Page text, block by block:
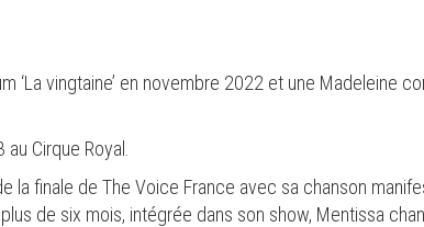
‘La vingtaine’ en novembre 2022 et une Madeleine
Cirque Royal.
la finale de The Voice France avec sa chanson
de six mois, intégrée dans son show, Mentissa